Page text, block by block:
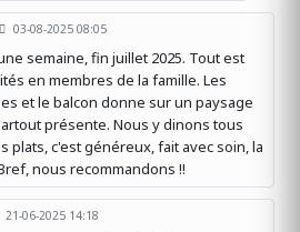
03-08-2025 08:05
semaine, fin juillet 2025. Tout est
en membres de la famille. Les
et le balcon donne sur un paysage
présente. Nous y dinons tous
plats, c'est généreux, fait avec soin, la
nous recommandons !!
21-06-2025 14:18